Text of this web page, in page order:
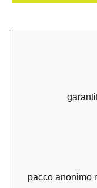
pacco anonimo